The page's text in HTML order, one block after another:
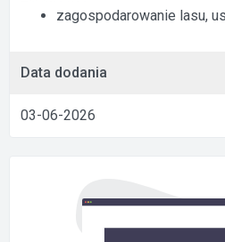
zagospodarowanie lasu,
Data dodania
03-06-2026